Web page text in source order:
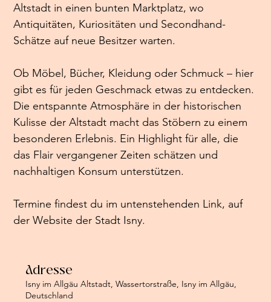
Altstadt in einen bunten Marktplatz, wo
Antiquitäten, Kuriositäten und Secondhand-
Schätze auf neue Besitzer warten.
Ob Möbel, Bücher, Kleidung oder Schmuck – hier
gibt es für jeden Geschmack etwas zu entdecken.
Die entspannte Atmosphäre in der historischen
Kulisse der Altstadt macht das Stöbern zu einem
besonderen Erlebnis. Ein Highlight für alle, die
das Flair vergangener Zeiten schätzen und
nachhaltigen Konsum unterstützen.
Termine findest du im untenstehenden Link, auf
der Website der Stadt Isny.
Adresse
Isny im Allgäu Altstadt, Wassertorstraße, Isny im Allgäu,
Deutschland